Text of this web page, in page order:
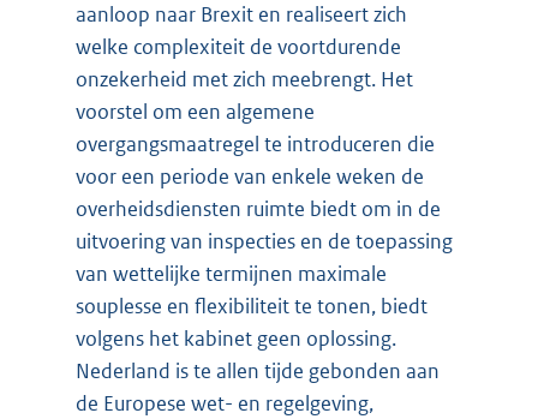
aanloop naar Brexit en realiseert zich
welke complexiteit de voortdurende
onzekerheid met zich meebrengt. Het
voorstel om een algemene
overgangsmaatregel te introduceren die
voor een periode van enkele weken de
overheidsdiensten ruimte biedt om in de
uitvoering van inspecties en de toepassing
van wettelijke termijnen maximale
souplesse en flexibiliteit te tonen, biedt
volgens het kabinet geen oplossing.
Nederland is te allen tijde gebonden aan
de Europese wet- en regelgeving,